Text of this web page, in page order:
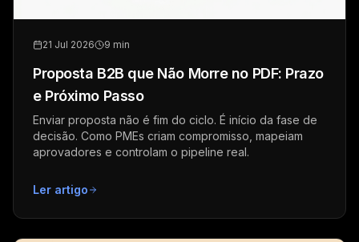
21 Jul 2026 9 min
Proposta B2B que Não Morre no PDF: Prazo
e Próximo Passo
Enviar proposta não é fim do ciclo. É início da fase de
decisão. Como PMEs criam compromisso, mapeiam
aprovadores e controlam o pipeline real.
Ler artigo